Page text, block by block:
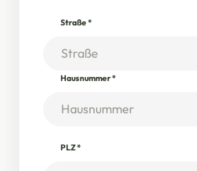
Straße*
Hausnummer*
PLZ*